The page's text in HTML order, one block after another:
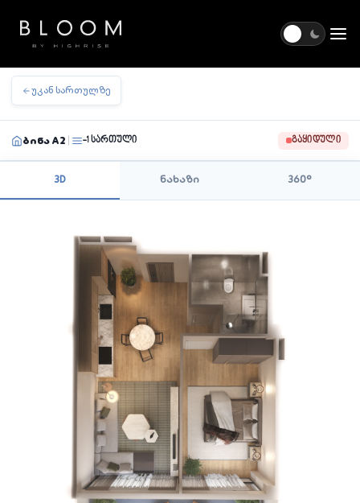
უკან სართულზე
ბინა A2 -1 სართული ᲒᲐᲧᲘᲓᲣᲚᲘ
3D ნახაზი 360°